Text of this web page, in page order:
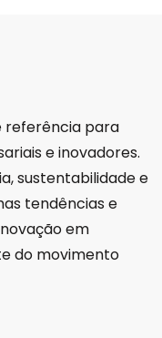
referência para
e inovadores.
sustentabilidade e
tendências e
em
do movimento